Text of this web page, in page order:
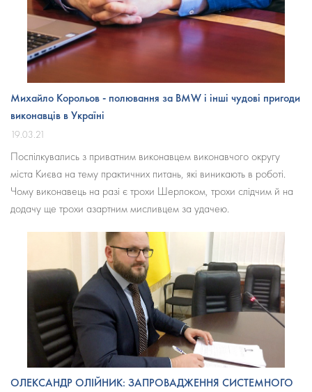
Михайло Корольов - полювання за BMW і інші чудові пригоди
виконавців в Україні
19.03.21
Поспілкувались з приватним виконавцем виконавчого округу
міста Києва на тему практичних питань, які виникають в роботі.
Чому виконавець на разі є трохи Шерлоком, трохи слідчим й на
додачу ще трохи азартним мисливцем за удачею.
ОЛЕКСАНДР ОЛІЙНИК: ЗАПРОВАДЖЕННЯ СИСТЕМНОГО